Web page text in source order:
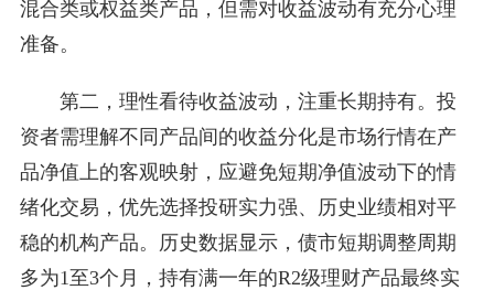
混合类或权益类产品，但需对收益波动有充分心理
准备。
第二，理性看待收益波动，注重长期持有。投
资者需理解不同产品间的收益分化是市场行情在产
品净值上的客观映射，应避免短期净值波动下的情
绪化交易，优先选择投研实力强、历史业绩相对平
稳的机构产品。历史数据显示，债市短期调整周期
多为1至3个月，持有满一年的R2级理财产品最终实